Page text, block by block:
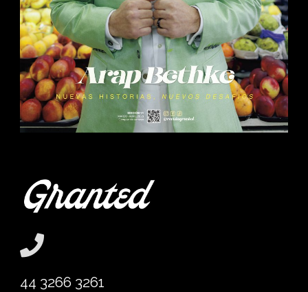
44 3266 3261